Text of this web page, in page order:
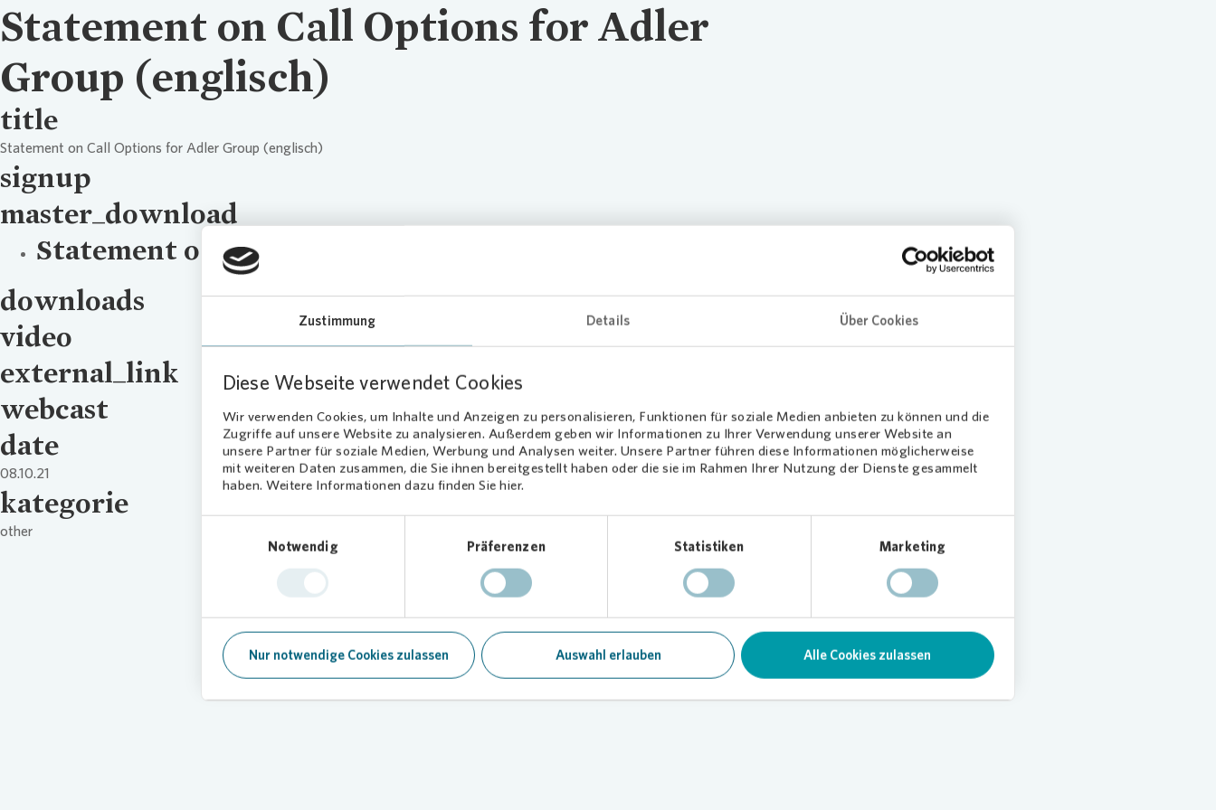
Zustimmung Details Über Cookies
Diese Webseite verwendet Cookies
Wir verwenden Cookies, um Inhalte und Anzeigen zu personalisieren, Funktionen für soziale Medien anbieten zu können und die
Zugriffe auf unsere Website zu analysieren. Außerdem geben wir Informationen zu Ihrer Verwendung unserer Website an
unsere Partner für soziale Medien, Werbung und Analysen weiter. Unsere Partner führen diese Informationen möglicherweise
mit weiteren Daten zusammen, die Sie ihnen bereitgestellt haben oder die sie im Rahmen Ihrer Nutzung der Dienste gesammelt
haben. Weitere Informationen dazu finden Sie hier.
Notwendig
Präferenzen Statistiken Marketing
Nur notwendige Cookies zulassen Auswahl erlauben Alle Cookies zulassen
Statement on Call Options for Adler
Group (englisch)
title
Statement on Call Options for Adler Group (englisch)
signup
master_download
Statement on Call Options for Adler Group (englisch)
downloads
video
external_link
webcast
date
08.10.21
kategorie
other